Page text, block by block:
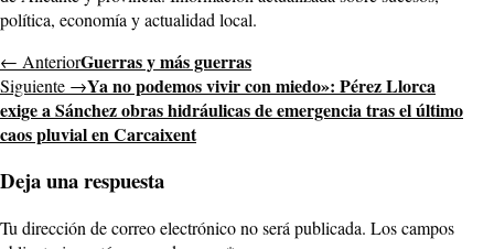
política, economía y actualidad local.
← AnteriorGuerras y más guerras
Siguiente →Ya no podemos vivir con miedo»: Pérez Llorca
exige a Sánchez obras hidráulicas de emergencia tras el último
caos pluvial en Carcaixent
Deja una respuesta
Tu dirección de correo electrónico no será publicada. Los campos